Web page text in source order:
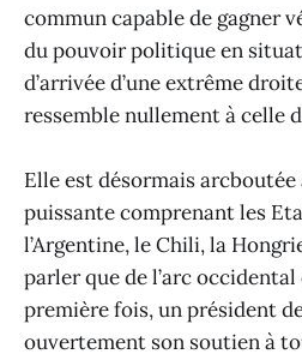
commun capable de gagner
du pouvoir politique en
d’arrivée d’une extrême
ressemble nullement à celle
Elle est désormais
puissante comprenant les
l’Argentine, le Chili, la
parler que de l’arc
première fois, un président
ouvertement son soutien à